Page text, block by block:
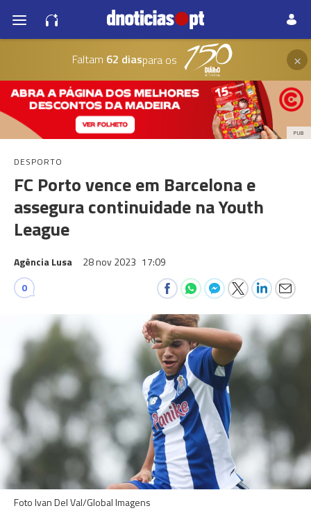
Faltam 62 diaspara os ×
PUB
DESPORTO
FC Porto vence em Barcelona e
assegura continuidade na Youth
League
Agência Lusa 28 nov 2023 17:09
0
Foto Ivan Del Val/Global Imagens